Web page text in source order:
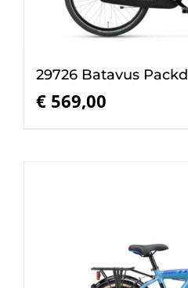
29726 Batavus Packd
€ 569,00